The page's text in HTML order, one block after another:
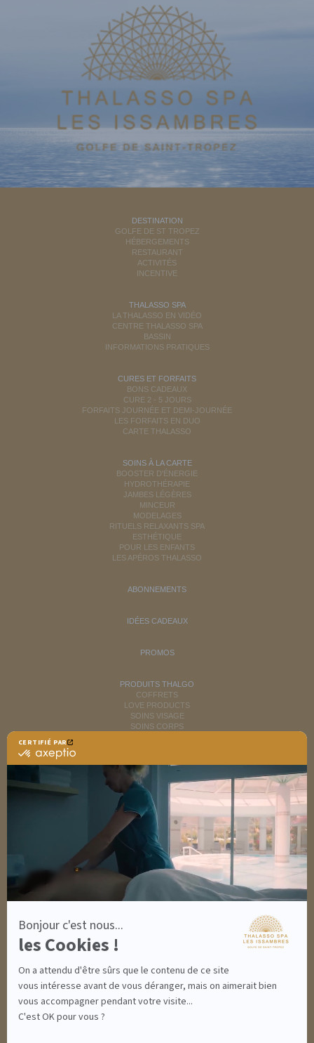
CERTIFIÉ PAR
certifié
En
Bonjour c'est nous...
les Cookies !
On a attendu d'être sûrs que le contenu de ce site
vous intéresse avant de vous déranger, mais on aimerait bien
vous accompagner pendant votre visite...
C'est OK pour vous ?
DESTINATION
GOLFE DE ST TROPEZ
HÉBERGEMENTS
RESTAURANT
ACTIVITÉS
INCENTIVE
THALASSO SPA
LA THALASSO EN VIDÉO
CENTRE THALASSO SPA
BASSIN
INFORMATIONS PRATIQUES
CURES ET FORFAITS
BONS CADEAUX
CURE 2 - 5 JOURS
FORFAITS JOURNÉE ET DEMI-JOURNÉE
LES FORFAITS EN DUO
CARTE THALASSO
SOINS À LA CARTE
BOOSTER D'ÉNERGIE
HYDROTHÉRAPIE
JAMBES LÉGÈRES
MINCEUR
MODELAGES
RITUELS RELAXANTS SPA
ESTHÉTIQUE
POUR LES ENFANTS
LES APÉROS THALASSO
ABONNEMENTS
IDÉES CADEAUX
PROMOS
PRODUITS THALGO
COFFRETS
LOVE PRODUCTS
SOINS VISAGE
SOINS CORPS
SOLAIRES
NUTRITION / INFUSIONS
OUTLET
DÉCOUVRIR EN IMAGES
NEWSLETTERS
8 BONNES RAISONS DE VENIR
MON COMPTE
MENTIONS LÉGALES
CONDITIONS GÉNÉRALES - BONS CADEAUX
POLITIQUE DE CONFIDENTIALITÉ